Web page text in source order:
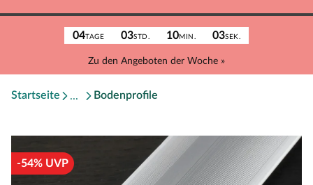
04TAGE 03STD. 10MIN. 03SEK.
Zu den Angeboten der Woche »
Startseite Bodenprofile
-54% UVP